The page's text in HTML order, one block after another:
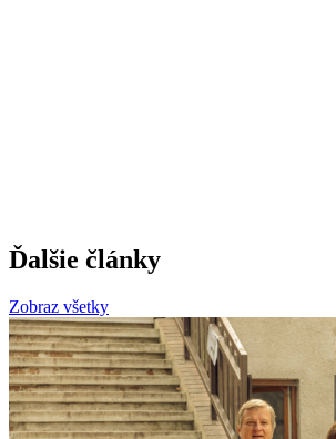
Ďalšie články
Zobraz všetky